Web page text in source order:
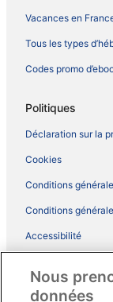
Vacances en
Tous les types
Codes promo
Politiques
Déclaration sur la
Cookies
Conditions
Conditions
Accessibilité
Conditions
Nous
données